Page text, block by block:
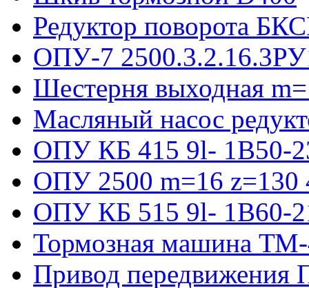
Редуктор поворота
ОПУ-7
Шестерня выходная
Масляный насос
ОПУ КБ 415 9l- 1B50-
ОПУ 2500 m=16 z=130
ОПУ КБ 515 9l- 1B60-
Тормозная машина
Привод передвижения